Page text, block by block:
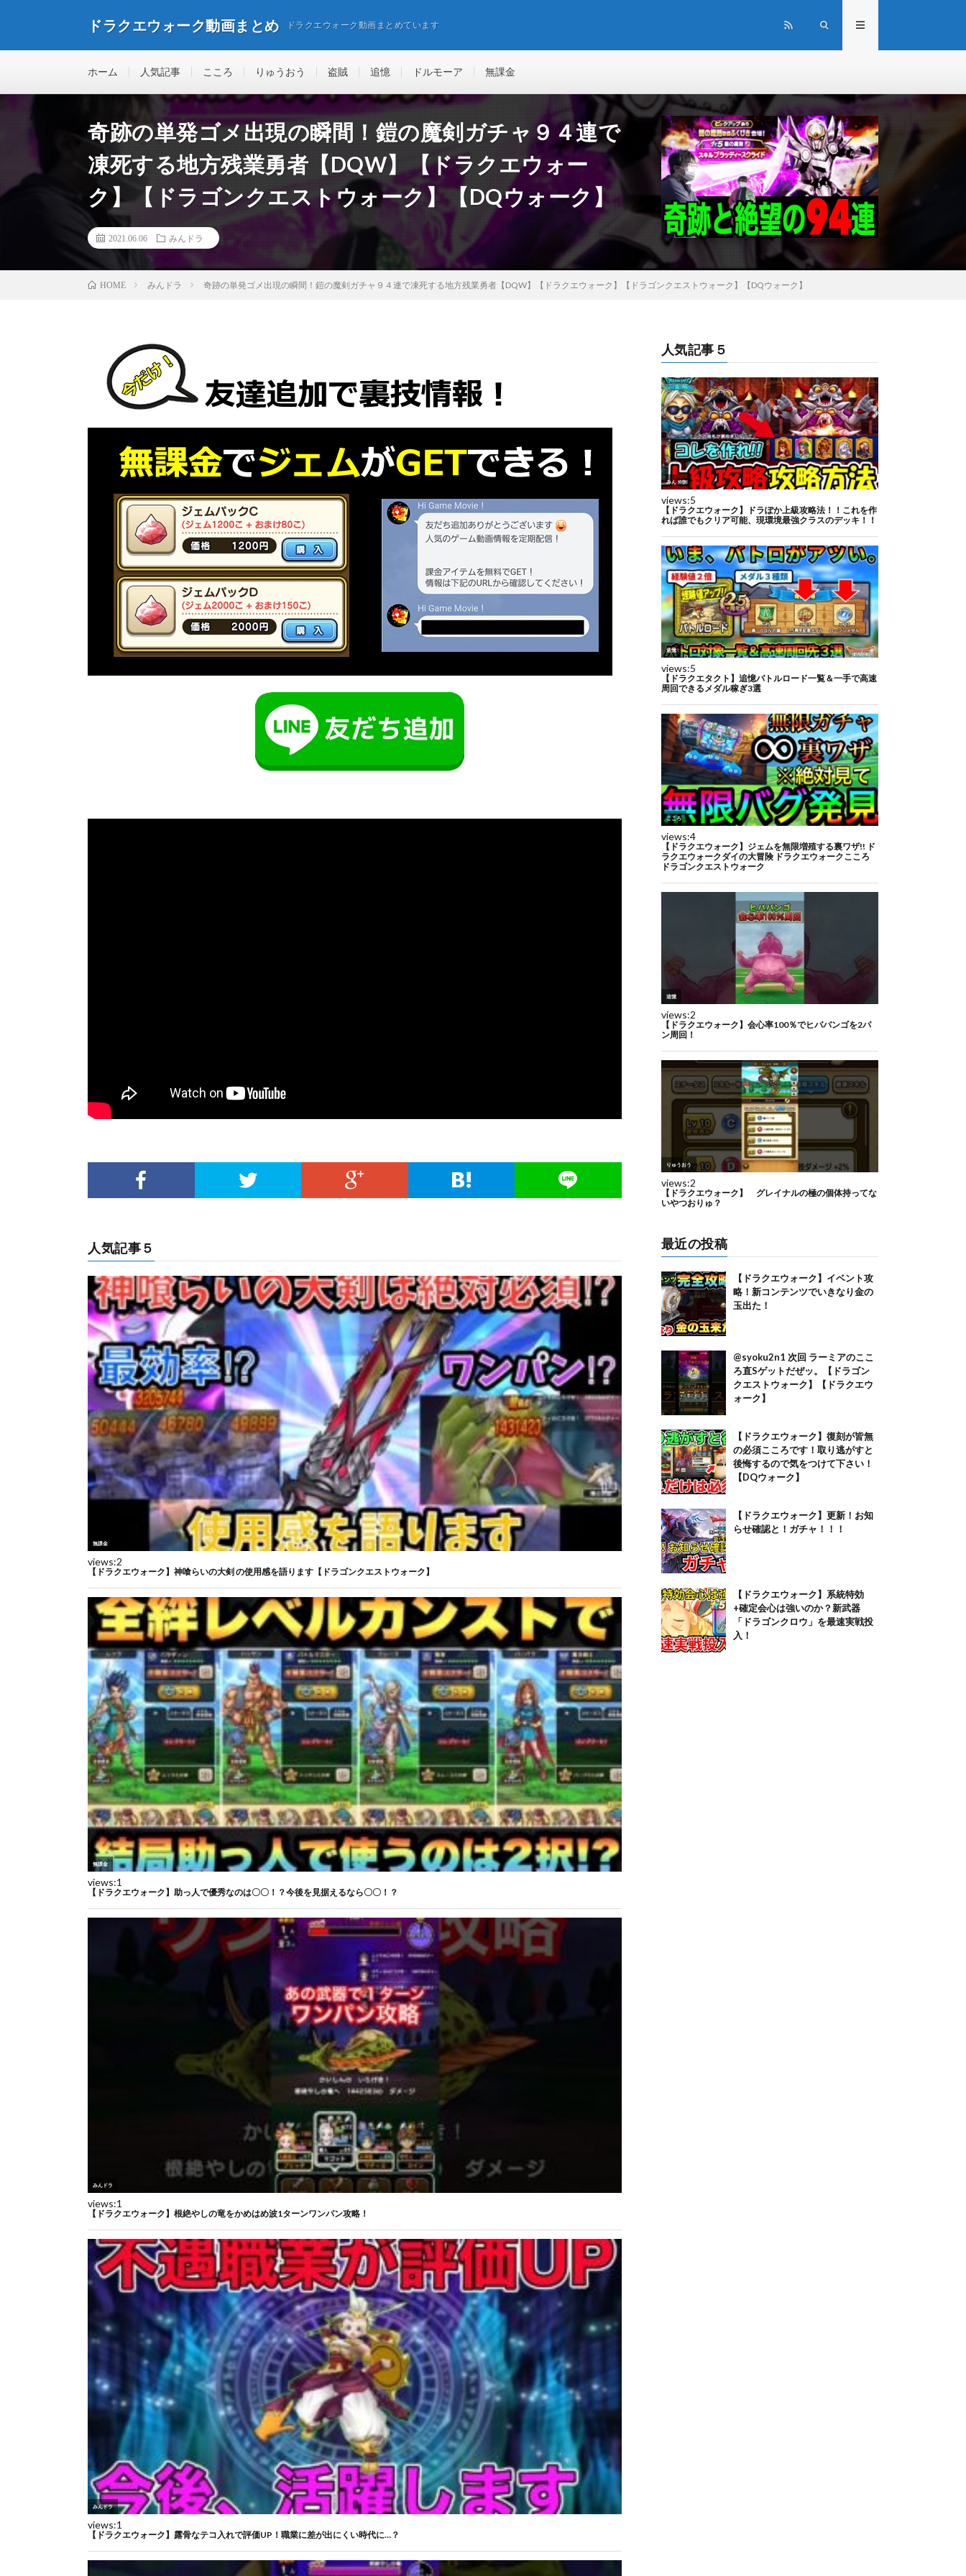
ドラクエウォーク動画まとめ ドラクエウォーク動画まとめています
ホーム 人気記事 こころ りゅうおう 盗賊 追憶 ドルモーア 無課金
奇跡の単発ゴメ出現の瞬間！鎧の魔剣ガチャ９４連で
凍死する地方残業勇者【DQW】【ドラクエウォー
ク】【ドラゴンクエストウォーク】【DQウォーク】
2021.06.06 みんドラ
HOME みんドラ 奇跡の単発ゴメ出現の瞬間！鎧の魔剣ガチャ９４連で凍死する地方残業勇者【DQW】【ドラクエウォーク】【ドラゴンクエストウォーク】【DQウォーク】
人気記事５
人気記事５
最近の投稿
【ドラクエウォーク】イベント攻
略！新コンテンツでいきなり金の
玉出た！
@syoku2n1 次回 ラーミアのここ
ろ直Sゲットだぜッ。【ドラゴン
クエストウォーク】【ドラクエウ
ォーク】
【ドラクエウォーク】復刻が皆無
の必須こころです！取り逃がすと
後悔するので気をつけて下さい！
【DQウォーク】
【ドラクエウォーク】更新！お知
らせ確認と！ガチャ！！！
【ドラクエウォーク】系統特効
+確定会心は強いのか？新武器
「ドラゴンクロウ」を最速実戦投
入！